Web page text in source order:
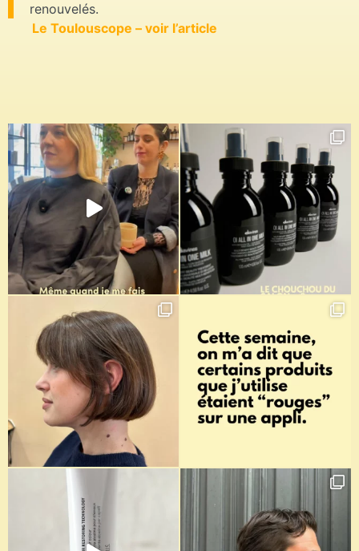
renouvelés.
Le Toulouscope – voir l’article